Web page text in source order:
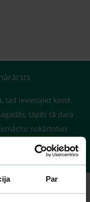
Par
tad ievietojiet kastē.
tāpēc tā dara
nokārtoties